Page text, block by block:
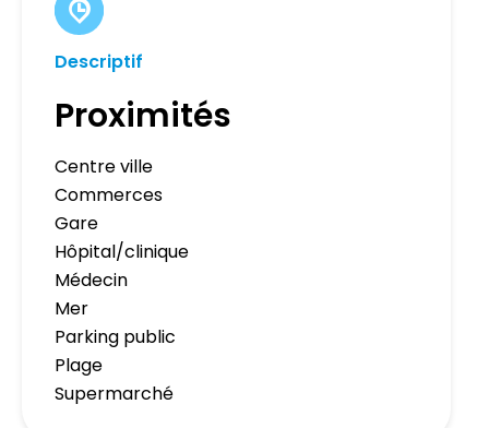
Descriptif
Proximités
Centre ville
Commerces
Gare
Hôpital/clinique
Médecin
Mer
Parking public
Plage
Supermarché